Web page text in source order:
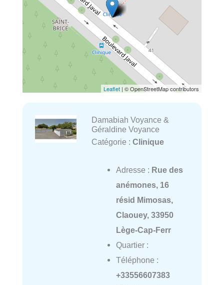
Leaflet | © OpenStreetMap contributors
Damabiah Voyance &
Géraldine Voyance
Catégorie : Clinique
Adresse : Rue des
anémones, 16
résid Mimosas,
Claouey, 33950
Lège-Cap-Ferr
Quartier :
Téléphone :
+33556607383